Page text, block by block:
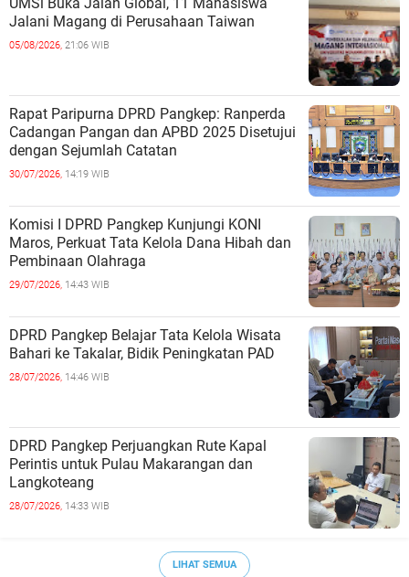
Jalani Magang di Perusahaan Taiwan
05/08/2026, 21:06 WIB
Rapat Paripurna DPRD Pangkep: Ranperda
Cadangan Pangan dan APBD 2025 Disetujui
dengan Sejumlah Catatan
30/07/2026, 14:19 WIB
Komisi I DPRD Pangkep Kunjungi KONI
Maros, Perkuat Tata Kelola Dana Hibah dan
Pembinaan Olahraga
29/07/2026, 14:43 WIB
DPRD Pangkep Belajar Tata Kelola Wisata
Bahari ke Takalar, Bidik Peningkatan PAD
28/07/2026, 14:46 WIB
DPRD Pangkep Perjuangkan Rute Kapal
Perintis untuk Pulau Makarangan dan
Langkoteang
28/07/2026, 14:33 WIB
LIHAT SEMUA